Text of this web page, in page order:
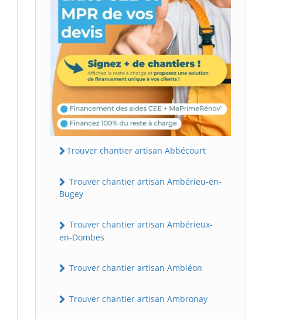
Trouver chantier artisan Abbécourt
Trouver chantier artisan Ambérieu-en-
Bugey
Trouver chantier artisan Ambérieux-
en-Dombes
Trouver chantier artisan Ambléon
Trouver chantier artisan Ambronay